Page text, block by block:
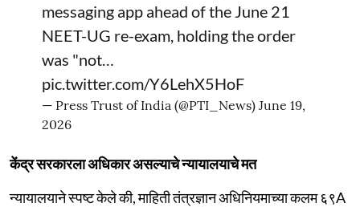
messaging app ahead of the June 21
NEET-UG re-exam, holding the order
was "not…
pic.twitter.com/Y6LehX5HoF
— Press Trust of India (@PTI_News) June 19,
2026
केंद्र सरकारला अधिकार असल्याचे न्यायालयाचे मत
न्यायालयाने स्पष्ट केले की, माहिती तंत्रज्ञान अधिनियमाच्या कलम ६९A